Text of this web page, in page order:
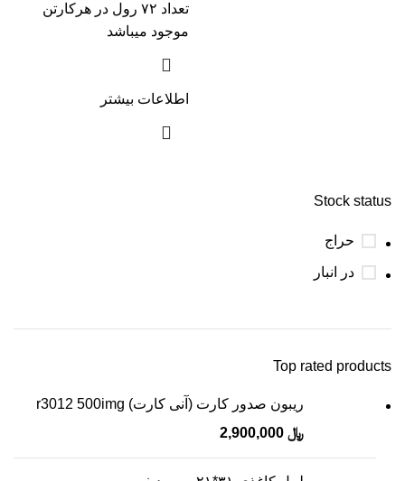
Stock status
حراج
در انبار
Top rated products
ریبون صدور کارت (آنی کارت) r3012 500img
﷼
تعداد ۷۲ رول در هرکارتن
موجود میباشد
اطلاعات بیشتر